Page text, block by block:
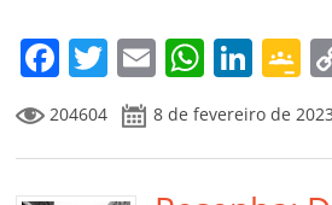
F
a
c
e
T
w
itt
er
E
m
ai
l
W
at
s
Li
k
e
G
o
o
gl
204604 8 de fevereiro de 2023